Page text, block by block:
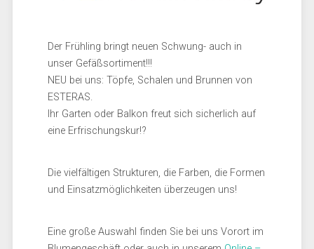
Der Frühling bringt neuen Schwung- auch in
unser Gefäßsortiment!!!
NEU bei uns: Töpfe, Schalen und Brunnen von
ESTERAS.
Ihr Garten oder Balkon freut sich sicherlich auf
eine Erfrischungskur!?
Die vielfältigen Strukturen, die Farben, die Formen
und Einsatzmöglichkeiten überzeugen uns!
Eine große Auswahl finden Sie bei uns Vorort im